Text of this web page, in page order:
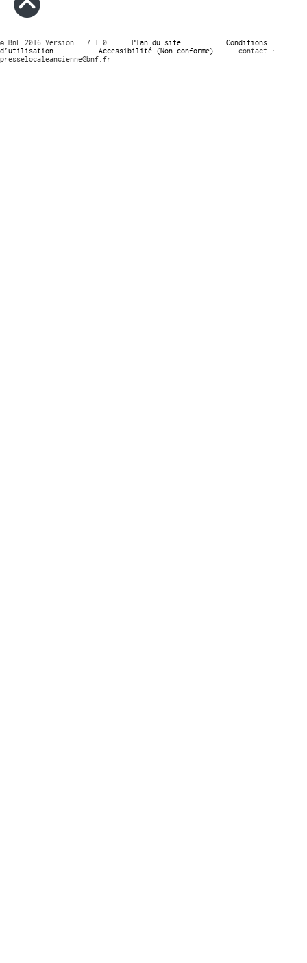
© BnF 2016 Version : 7.1.0 Plan du site
Conditions
d’utilisation
Accessibilité (Non conforme)
contact :
presselocaleancienne@bnf.fr